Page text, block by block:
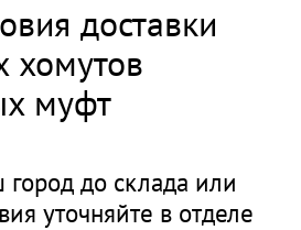
доставки
хомутов
муфт
город до склада или
уточняйте в отделе